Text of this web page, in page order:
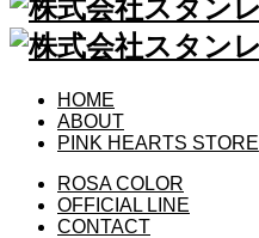
HOME
ABOUT
PINK HEARTS STORE
ROSA COLOR
OFFICIAL LINE
CONTACT